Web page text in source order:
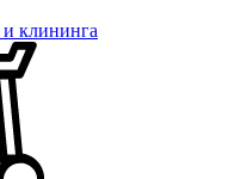
клининга